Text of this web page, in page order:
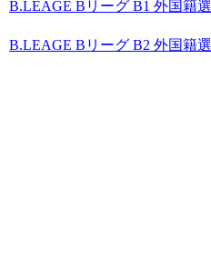
B.LEAGE Bリーグ B1 外国籍
B.LEAGE Bリーグ B2 外国籍